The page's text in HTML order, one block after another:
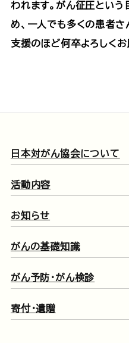
われます。がん征圧とい
め、一人でも多くの患者
支援のほど何卒よろしくお
日本対がん協会について
活動内容
お知らせ
がんの基礎知識
がん予防・がん検診
寄付・遺贈